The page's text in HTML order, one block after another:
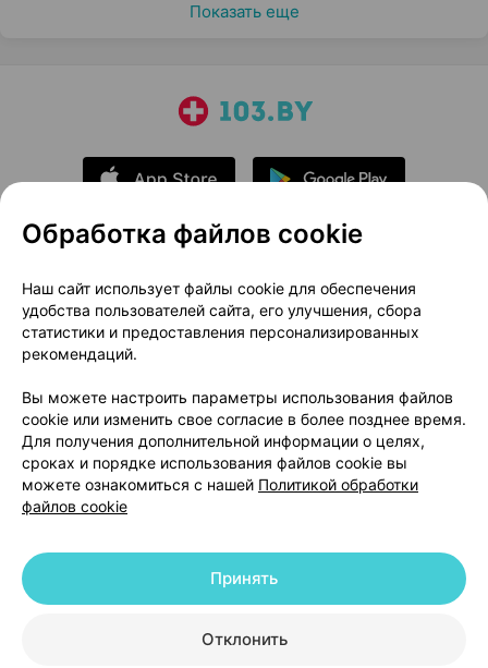
Показать еще
О проекте
Новости проекта
Размещение рекламы
Медицинский маркетинг
Публичный договор
Доставка
Способы оплаты
Вакансии
Партнеры
Написать руководителю 103.by
Написать в поддержку
Персональные настройки Cookie
© 2026 ООО «Артокс Лаб», УНП 191700409 | 220012, Республика Беларусь,
+375 291212755
Обработка файлов cookie
Наш сайт использует файлы cookie для обеспечения
удобства пользователей сайта, его улучшения, сбора
статистики и предоставления персонализированных
рекомендаций.
Вы можете настроить параметры использования файлов
cookie или изменить свое согласие в более позднее время.
Для получения дополнительной информации о целях,
сроках и порядке использования файлов cookie вы
можете ознакомиться с нашей Политикой обработки
файлов cookie
Отклонить
Принять